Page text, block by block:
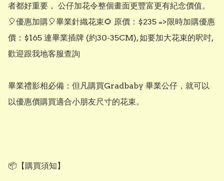
者都好重要， 公仔加花令整個畫面更豐富更有紀念價值。
🎈優惠加購🎈畢業針織花束🌻 原價：$235 =>限時加購優惠
價：$165 連畢業插牌 (約30-35CM), 如要加大花束的呎吋,
歡迎跟我地客服查詢
畢業禮影相必備：但凡購買Gradbaby 畢業公仔，就可以
以優惠價購買適合小朋友尺寸的花束。
📦【購買須知】